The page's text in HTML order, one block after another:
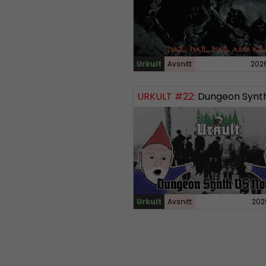
Urkult Avsnitt
URKULT #22: Dungeon Synth
Urkult Avsnitt